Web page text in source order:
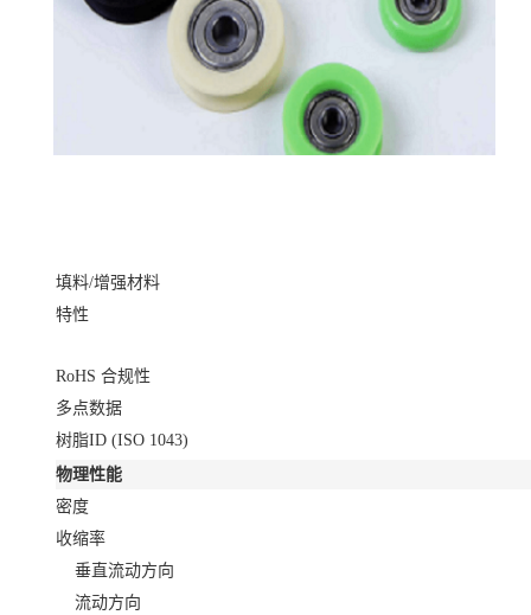
填料/增强材料
特性
RoHS 合规性
多点数据
树脂ID (ISO 1043)
物理性能
密度
收缩率
垂直流动方向
流动方向